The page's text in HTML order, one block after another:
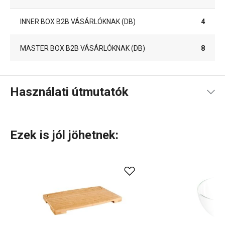
INNER BOX B2B VÁSÁRLÓKNAK (DB) 4
MASTER BOX B2B VÁSÁRLÓKNAK (DB) 8
Használati útmutatók
Használati útmutató és biztonsági információk
Ezek is jól jöhetnek: